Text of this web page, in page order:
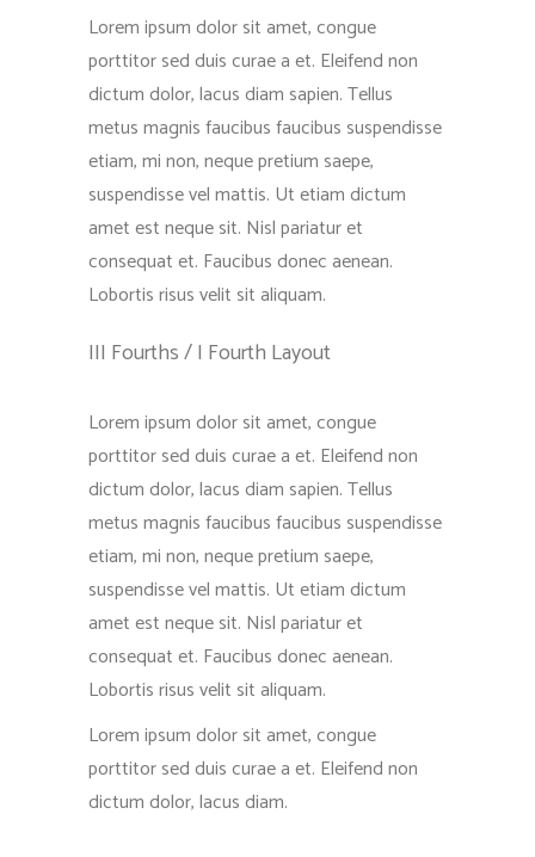
Lorem ipsum dolor sit amet, congue
porttitor sed duis curae a et. Eleifend non
dictum dolor, lacus diam sapien. Tellus
metus magnis faucibus faucibus suspendisse
etiam, mi non, neque pretium saepe,
suspendisse vel mattis. Ut etiam dictum
amet est neque sit. Nisl pariatur et
consequat et. Faucibus donec aenean.
Lobortis risus velit sit aliquam.
III Fourths / I Fourth Layout
Lorem ipsum dolor sit amet, congue
porttitor sed duis curae a et. Eleifend non
dictum dolor, lacus diam sapien. Tellus
metus magnis faucibus faucibus suspendisse
etiam, mi non, neque pretium saepe,
suspendisse vel mattis. Ut etiam dictum
amet est neque sit. Nisl pariatur et
consequat et. Faucibus donec aenean.
Lobortis risus velit sit aliquam.
Lorem ipsum dolor sit amet, congue
porttitor sed duis curae a et. Eleifend non
dictum dolor, lacus diam.